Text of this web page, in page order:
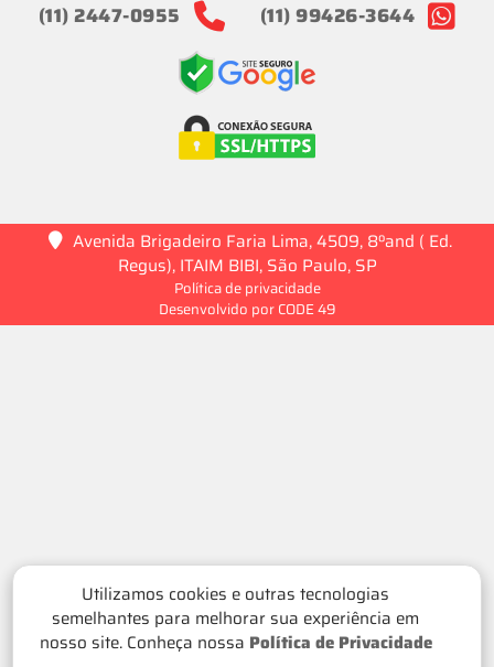
Utilizamos cookies e outras tecnologias
semelhantes para melhorar sua experiência em
nosso site. Conheça nossa Política de Privacidade
(11) 2447-0955
(11) 99426-3644
Avenida Brigadeiro Faria Lima, 4509, 8ºand ( Ed.
Regus), ITAIM BIBI, São Paulo, SP
Política de privacidade
Desenvolvido por CODE 49